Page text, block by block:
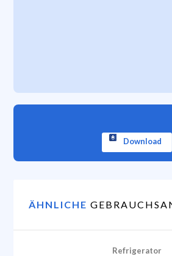
Download
ÄHNLICHE
Refrigerator